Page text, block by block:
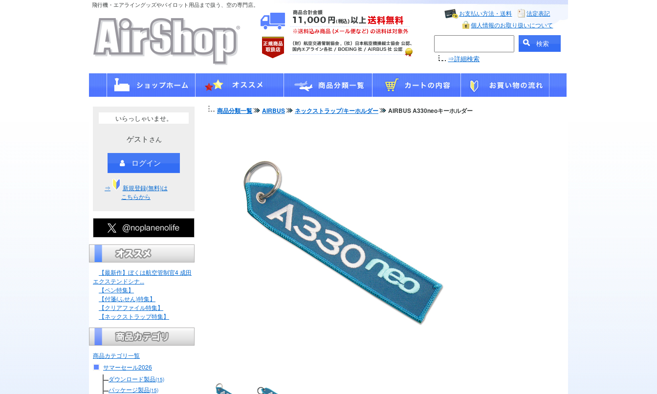
飛行機・エアライングッズやパイロット用品まで扱う、空の専門店。
お支払い方法・送料
法定表記
個人情報のお取り扱いについて
⇒詳細検索
いらっしゃいませ。
ゲスト さん
ログイン
⇒
新規登録(無料)は
こちらから
【最新作】ぼくは航空管制官4 成田
エクステンドシナ...
【ペン特集】
【付箋(ふせん)特集】
【クリアファイル特集】
【ネックストラップ特集】
商品カテゴリ一覧
サマーセール2026
ダウンロード製品(15)
パッケージ製品(15)
商品分類一覧 AIRBUS ネックストラップ/キーホルダー AIRBUS A330neoキーホルダー